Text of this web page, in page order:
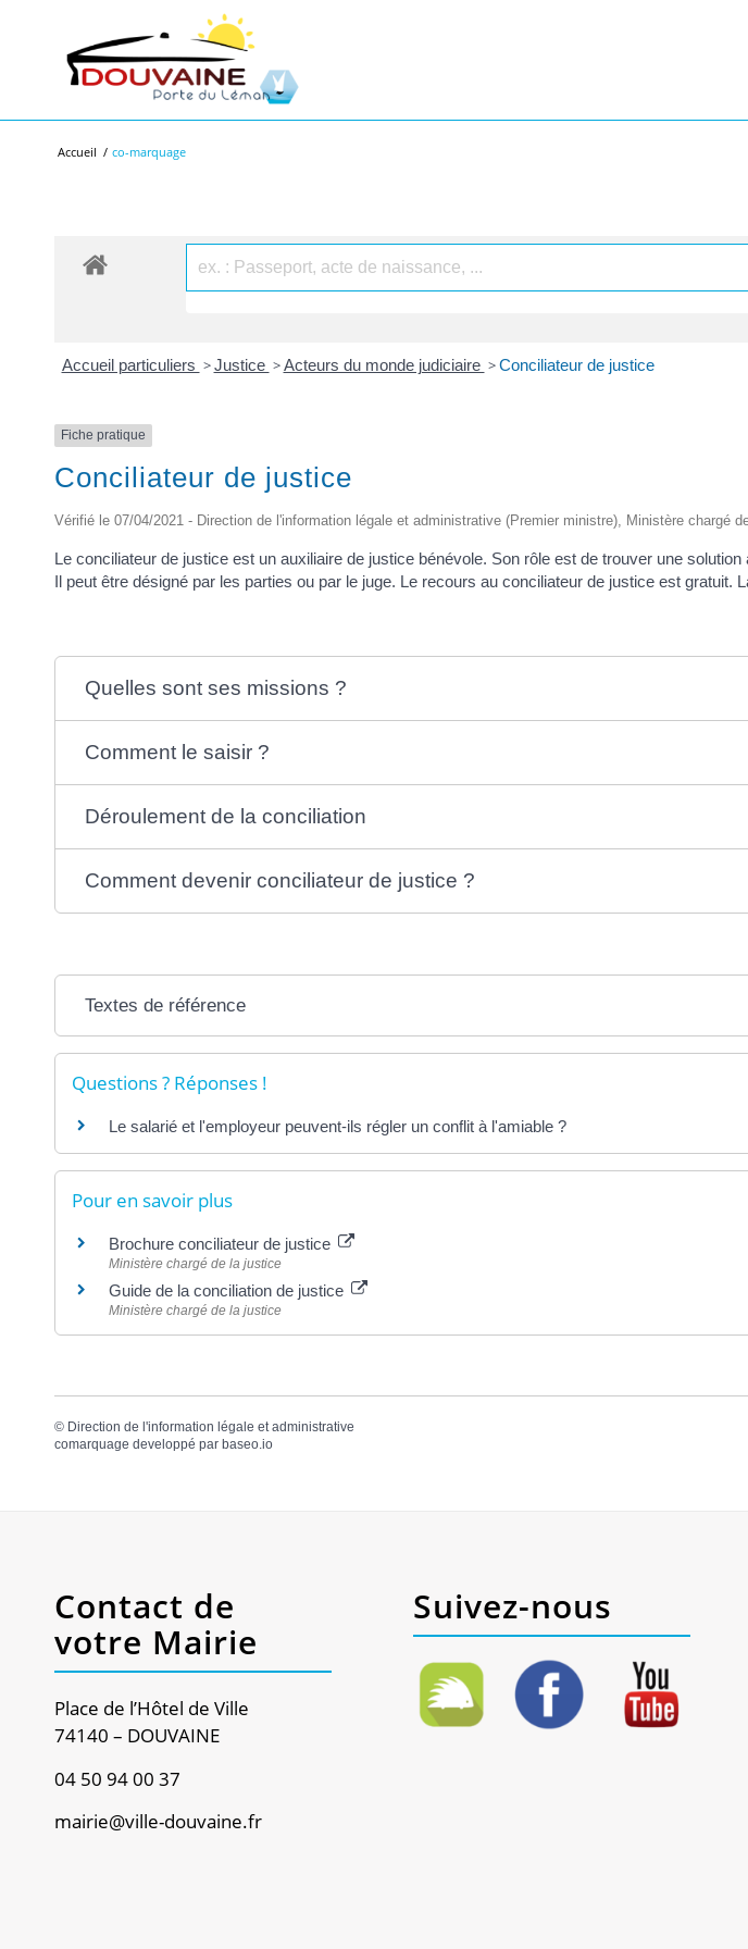
Accueil / co-marquage
Accueil particuliers > Justice > Acteurs du monde judiciaire > Conciliateur de justice
Fiche pratique
Conciliateur de justice
Vérifié le 07/04/2021 - Direction de l'information légale et administrative (Premier ministre), Ministère chargé
Le conciliateur de justice est un auxiliaire de justice bénévole. Son rôle est de trouver une
Il peut être désigné par les parties ou par le juge. Le recours au conciliateur de justice est gratuit.
Quelles sont ses missions ?
Comment le saisir ?
Déroulement de la conciliation
Comment devenir conciliateur de justice ?
Textes de référence
Questions ? Réponses !
Le salarié et l'employeur peuvent-ils régler un conflit à l'amiable ?
Pour en savoir plus
Brochure conciliateur de justice
Ministère chargé de la justice
Guide de la conciliation de justice
Ministère chargé de la justice
© Direction de l'information légale et administrative
comarquage developpé par baseo.io
Contact de
votre Mairie
Place de l’Hôtel de Ville
74140 – DOUVAINE
04 50 94 00 37
mairie@ville-douvaine.fr
Suivez-nous